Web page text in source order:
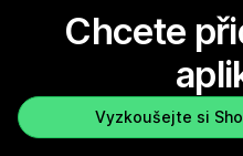
Chcete
Vyzkoušejte si